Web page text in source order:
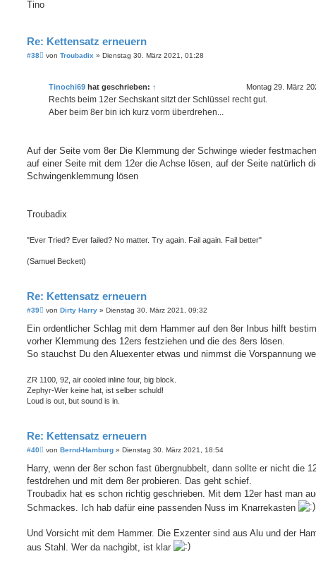
Tino
Re: Kettensatz erneuern
#38
Bvon Troubadix » Dienstag 30. März 2021, 01:28
Tinochi69 hat geschrieben: ↑ Montag 29. März
Rechts beim 12er Sechskant sitzt der Schlüssel recht gut.
Aber beim 8er bin ich kurz vorm überdrehen...
Auf der Seite vom 8er Die Klemmung der Schwinge wieder
auf einer Seite mit dem 12er die Achse lösen, auf der Seite natürlich
Schwingenklemmung lösen
Troubadix
"Ever Tried? Ever failed? No matter. Try again. Fail again. Fail better"
(Samuel Beckett)
Re: Kettensatz erneuern
#39
B
i
r
a
von Dirty Harry » Dienstag 30. März 2021, 09:32
Ein ordentlicher Schlag mit dem Hammer auf den 8er Inbus hilft
vorher Klemmung des 12ers festziehen und die des 8ers lösen.
So stauchst Du den Aluexenter etwas und nimmst die Vorspannung
ZR 1100, 92, air cooled inline four, big block.
Zephyr-Wer keine hat, ist selber schuld!
Loud is out, but sound is in.
Re: Kettensatz erneuern
#40
B
i
t
r
a
von Bernd-Hamburg » Dienstag 30. März 2021, 18:54
Harry, wenn der 8er schon fast übergnubbelt, dann sollte er nicht die
festdrehen und mit dem 8er probieren. Das geht schief.
Troubadix hat es schon richtig geschrieben. Mit dem 12er hast man
Schmackes. Ich hab dafür eine passenden Nuss im Knarrekasten
Und Vorsicht mit dem Hammer. Die Exzenter sind aus Alu und der
aus Stahl. Wer da nachgibt, ist klar